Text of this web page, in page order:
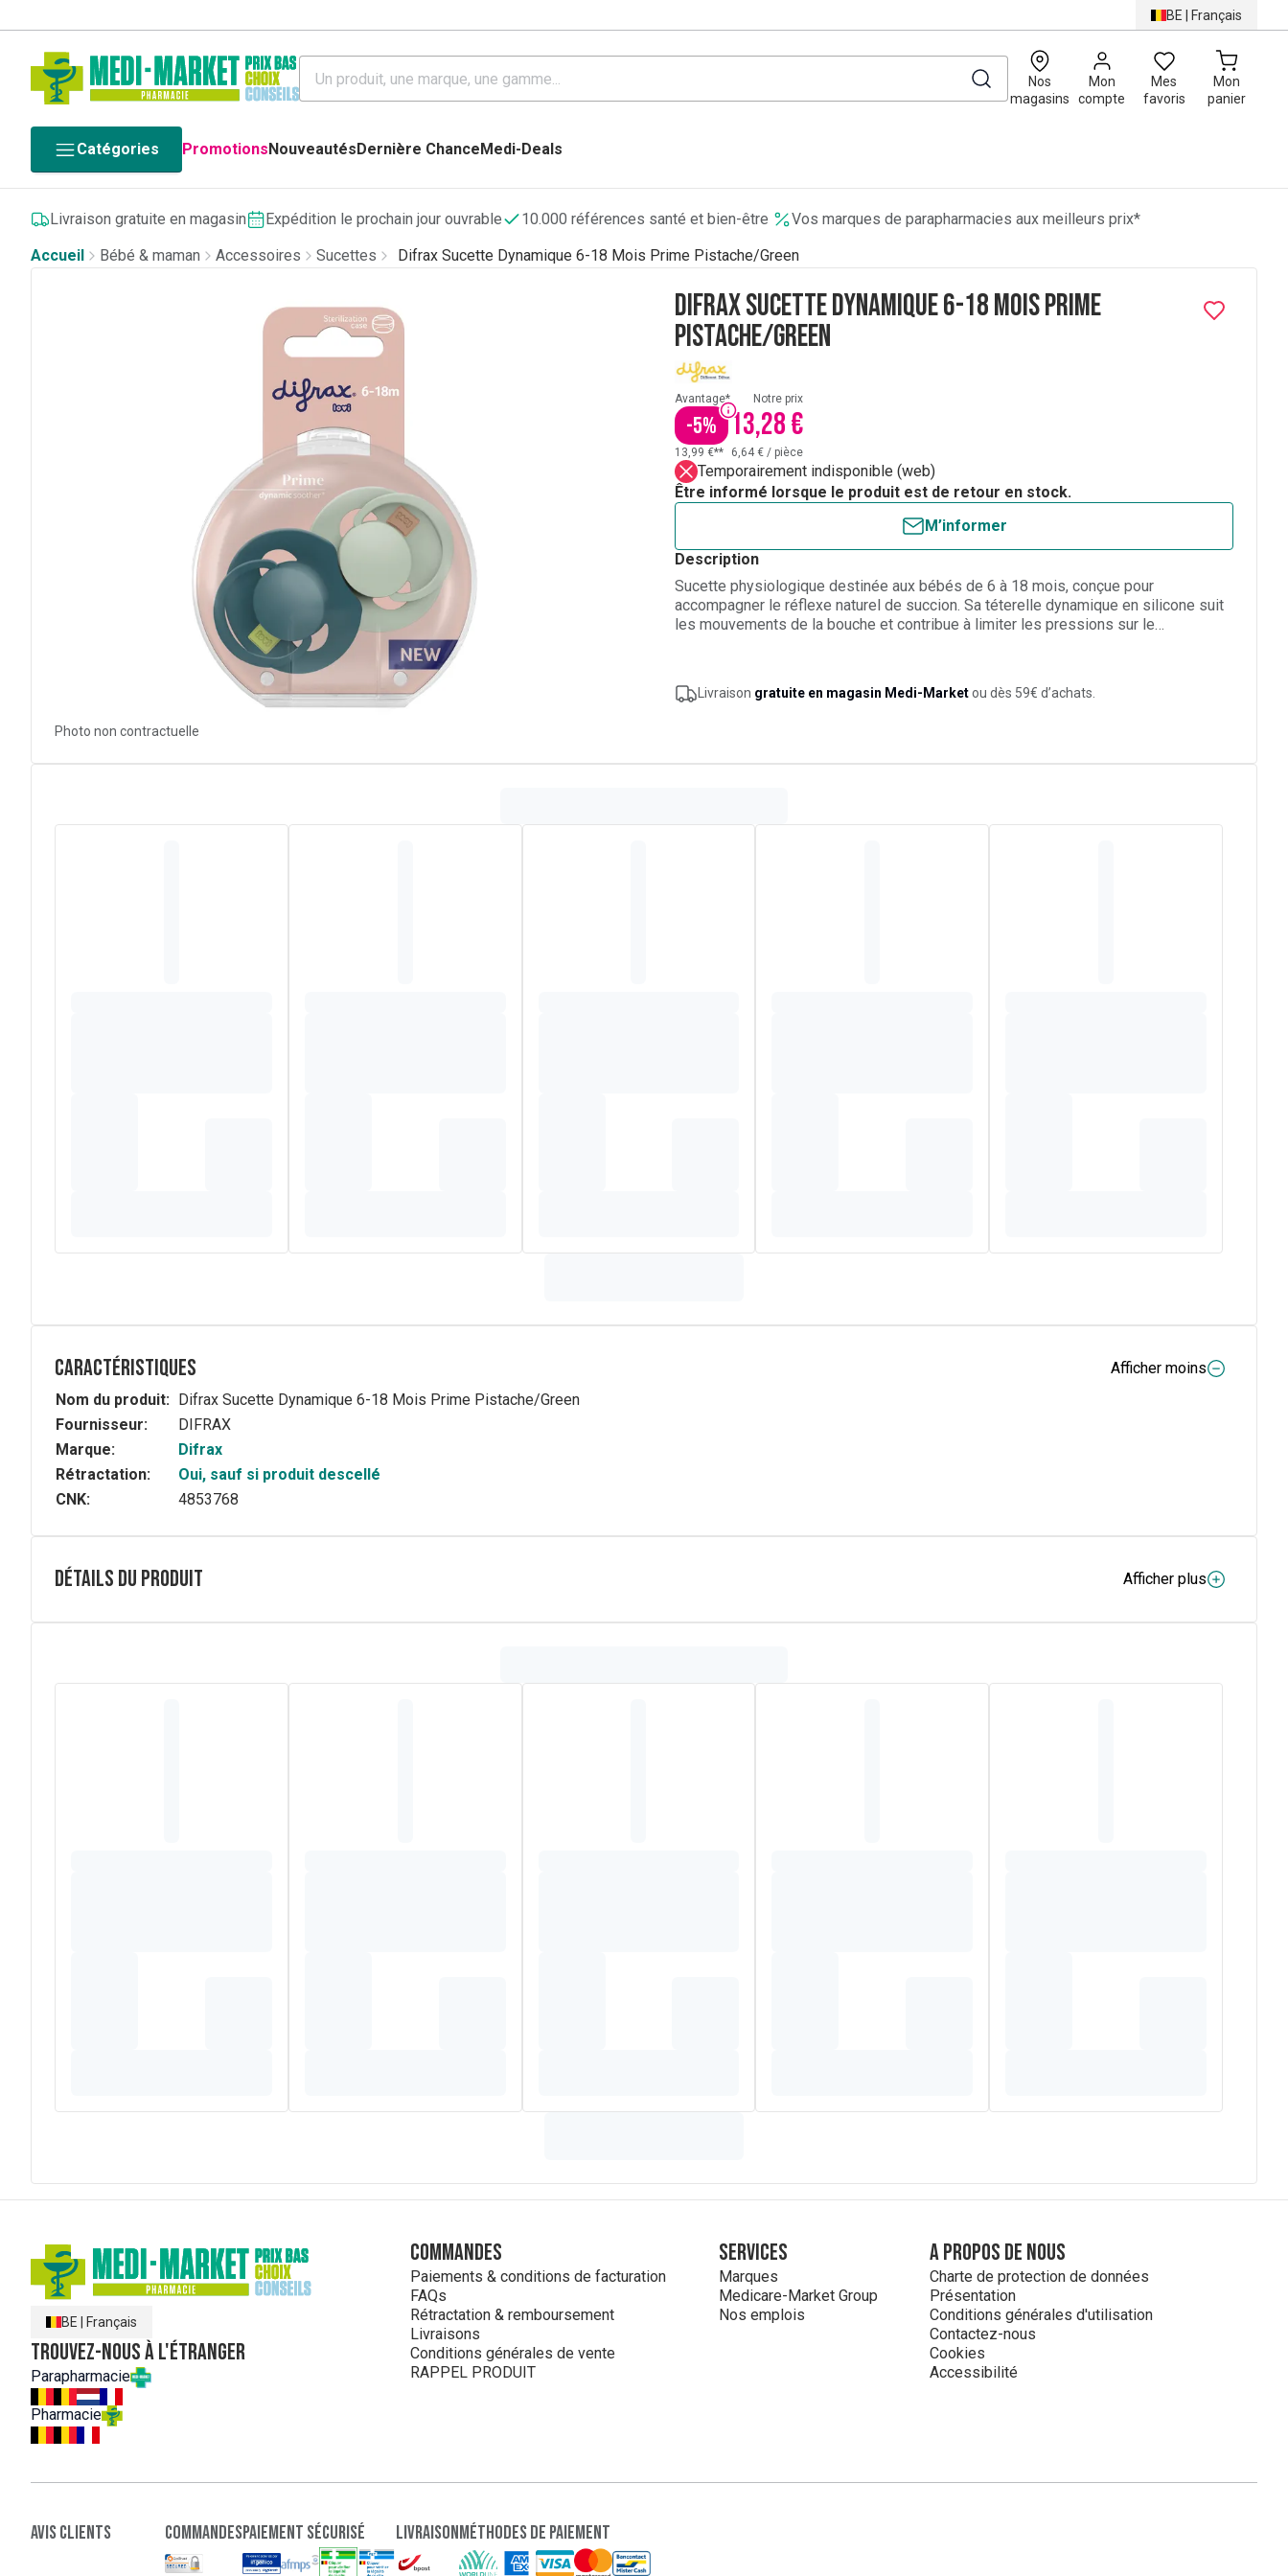
BE | Français
Nos
magasins
Mon
compte
Mes
favoris
Mon
panier
0
Catégories PromotionsNouveautésDernière ChanceMedi-Deals
Livraison gratuite en magasin Expédition le prochain jour ouvrable 10.000 références santé et bien-être
Vos marques de parapharmacies aux meilleurs prix*
Accueil
Bébé & maman Accessoires Sucettes Difrax Sucette Dynamique 6-18 Mois Prime Pistache/Green
Photo non contractuelle
Difrax Sucette Dynamique 6-18 Mois Prime
Pistache/Green
Avantage*
-5%
Notre prix
13,28 €
13,99 €** 6,64 € / pièce
Temporairement indisponible (web)
Être informé lorsque le produit est de retour en stock.
M’informer
Description
Sucette physiologique destinée aux bébés de 6 à 18 mois, conçue pour
accompagner le réflexe naturel de succion. Sa téterelle dynamique en silicone suit
les mouvements de la bouche et contribue à limiter les pressions sur le
dégagé pour une respiration plus libre pendant l’utilisation.
Livraison gratuite en magasin Medi-Marketou dès 59€ d’achats.
Caractéristiques
Afficher moins
Nom du produit: Difrax Sucette Dynamique 6-18 Mois Prime Pistache/Green
Fournisseur:
DIFRAX
Marque:
Difrax
Rétractation:
Oui, sauf si produit descellé
CNK:
4853768
Détails du produit
Afficher plus
La tétine Prime est fabriquée en silicone de haute qualité et est sans goût ni odeur. Ceci est particulièrement important pour les bébés qui sont sensibles aux stimuli extérieurs
BE Français
Trouvez-nous à l'étranger
Parapharmacie
Pharmacie
Commandes
Paiements & conditions de facturation
FAQs
Rétractation & remboursement
Livraisons
Conditions générales de vente
RAPPEL PRODUIT
Services
Marques
Medicare-Market Group
Nos emplois
A propos de nous
Charte de protection de données
Présentation
Conditions générales d'utilisation
Contactez-nous
Cookies
Accessibilité
Avis clients Commandespaiement sécurisé LivraisonMéthodes de paiement